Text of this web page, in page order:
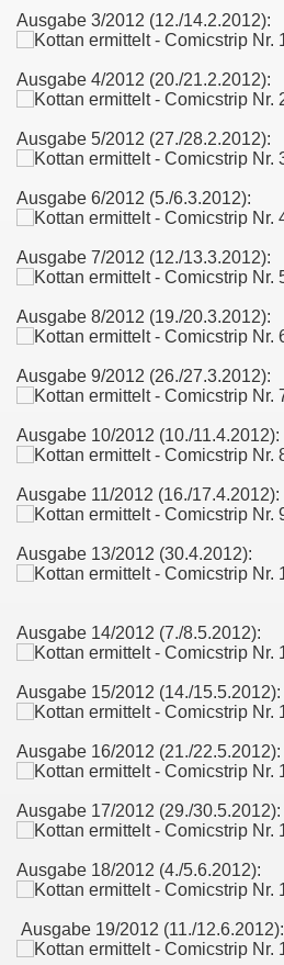
Ausgabe 3/2012 (12./14.2.2012):
Ausgabe 4/2012 (20./21.2.2012):
Ausgabe 5/2012 (27./28.2.2012):
Ausgabe 6/2012 (5./6.3.2012):
Ausgabe 7/2012 (12./13.3.2012):
Ausgabe 8/2012 (19./20.3.2012):
Ausgabe 9/2012 (26./27.3.2012):
Ausgabe 10/2012 (10./11.4.2012):
Ausgabe 11/2012 (16./17.4.2012):
Ausgabe 13/2012 (30.4.2012):
Ausgabe 14/2012 (7./8.5.2012):
Ausgabe 15/2012 (14./15.5.2012):
Ausgabe 16/2012 (21./22.5.2012):
Ausgabe 17/2012 (29./30.5.2012):
Ausgabe 18/2012 (4./5.6.2012):
Ausgabe 19/2012 (11./12.6.2012):
Novel)